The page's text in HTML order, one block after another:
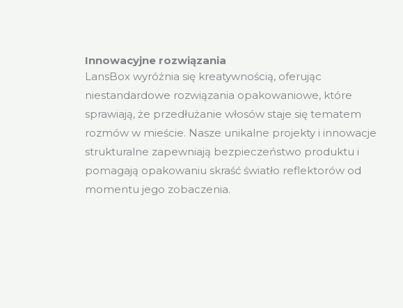
Innowacyjne rozwiązania
LansBox wyróżnia się kreatywnością, oferując
niestandardowe rozwiązania opakowaniowe, które
sprawiają, że przedłużanie włosów staje się tematem
rozmów w mieście. Nasze unikalne projekty i innowacje
strukturalne zapewniają bezpieczeństwo produktu i
pomagają opakowaniu skraść światło reflektorów od
momentu jego zobaczenia.